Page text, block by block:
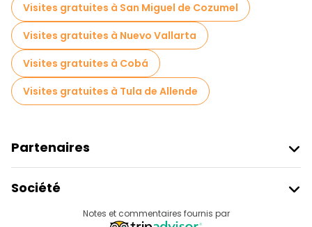
Visites gratuites à San Miguel de Cozumel
Visites gratuites à Nuevo Vallarta
Visites gratuites à Cobá
Visites gratuites à Tula de Allende
Partenaires
Connexion Du Fournisseur
Programme D’affiliation
Société
Notes et commentaires fournis par